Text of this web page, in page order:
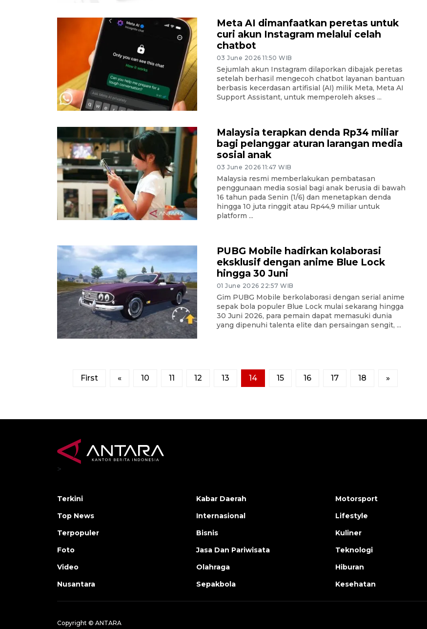
Meta AI dimanfaatkan peretas untuk
curi akun Instagram melalui celah
chatbot
03 June 2026 11:50 WIB
Sejumlah akun Instagram dilaporkan dibajak peretas
setelah berhasil mengecoh chatbot layanan bantuan
berbasis kecerdasan artifisial (AI) milik Meta, Meta AI
Support Assistant, untuk memperoleh akses ...
Malaysia terapkan denda Rp34 miliar
bagi pelanggar aturan larangan media
sosial anak
03 June 2026 11:47 WIB
Malaysia resmi memberlakukan pembatasan
penggunaan media sosial bagi anak berusia di bawah
16 tahun pada Senin (1/6) dan menetapkan denda
hingga 10 juta ringgit atau Rp44,9 miliar untuk
platform ...
PUBG Mobile hadirkan kolaborasi
eksklusif dengan anime Blue Lock
hingga 30 Juni
01 June 2026 22:57 WIB
Gim PUBG Mobile berkolaborasi dengan serial anime
sepak bola populer Blue Lock mulai sekarang hingga
30 Juni 2026, para pemain dapat memasuki dunia
yang dipenuhi talenta elite dan persaingan sengit, ...
First « 10 11 12 13 14 15 16 17 18 »
>
Terkini
Top News
Terpopuler
Foto
Video
Nusantara
Kabar Daerah
Internasional
Bisnis
Jasa Dan Pariwisata
Olahraga
Sepakbola
Motorsport
Lifestyle
Kuliner
Teknologi
Hiburan
Kesehatan
Copyright © ANTARA